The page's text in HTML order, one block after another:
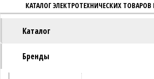
КАТАЛОГ ЭЛЕКТРОТЕХНИЧЕСКИХ ТОВАРОВ
Каталог
Бренды